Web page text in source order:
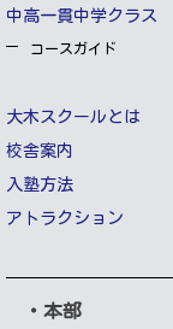
中高一貫中学クラス
コースガイド
大木スクールとは
校舎案内
入塾方法
アトラクション
・本部